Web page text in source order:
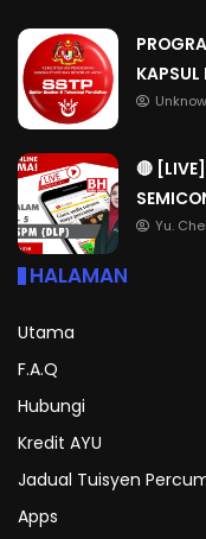
🔴
Yu.
HALAMAN
Utama
F.A.Q
Hubungi
Kredit AYU
Jadual Tuisyen
Apps